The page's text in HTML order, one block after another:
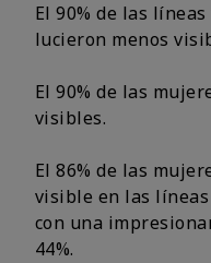
El 90% de las
lucieron menos
El 90% de las
visibles.
El 86% de las
visible en las
con una
44%.